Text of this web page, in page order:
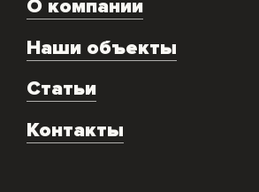
Экспертиза объекта
Техническое обслуживание
Аренда
Монтаж и подключение оборудования
Скупка генераторов
О компании
Наши объекты
Статьи
Контакты